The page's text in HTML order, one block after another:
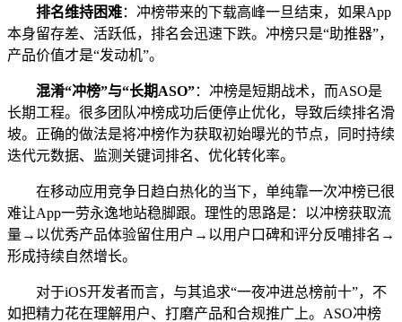
排名维持困难：冲榜带来的下载高峰一旦结束，如果App
本身留存差、活跃低，排名会迅速下跌。冲榜只是“助推器”，
产品价值才是“发动机”。
混淆“冲榜”与“长期ASO”：冲榜是短期战术，而ASO是
长期工程。很多团队冲榜成功后便停止优化，导致后续排名滑
坡。正确的做法是将冲榜作为获取初始曝光的节点，同时持续
迭代元数据、监测关键词排名、优化转化率。
在移动应用竞争日趋白热化的当下，单纯靠一次冲榜已很
难让App一劳永逸地站稳脚跟。理性的思路是：以冲榜获取流
量→以优秀产品体验留住用户→以用户口碑和评分反哺排名→
形成持续自然增长。
对于iOS开发者而言，与其追求“一夜冲进总榜前十”，不
如把精力花在理解用户、打磨产品和合规推广上。ASO冲榜